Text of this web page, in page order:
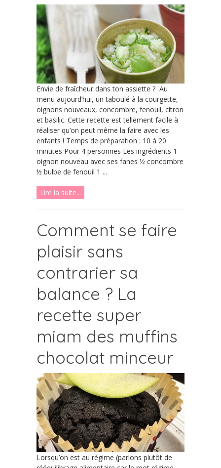
Envie de fraîcheur dans ton assiette ? Au
menu aujourd’hui, un taboulé à la courgette,
oignons nouveaux, concombre, fenouil, citron
et basilic. Cette recette est tellement facile à
réaliser qu’on peut même la faire avec les
enfants ! Temps de préparation : 10 à 20
minutes Pour 4 personnes Les ingrédients 1
oignon nouveau avec ses fanes ½ concombre
½ bulbe de fenouil 1 ...
Lire la suite...
Comment se faire
plaisir sans
contrarier sa
balance ? La
recette super
miam des muffins
chocolat minceur
Lorsqu’on est au régime (parlons plutôt de